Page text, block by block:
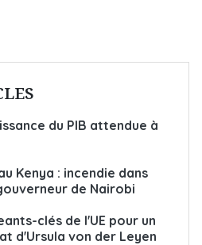
du PIB attendue à
Kenya : incendie dans
de Nairobi
clés de l'UE pour un
d'Ursula von der Leyen